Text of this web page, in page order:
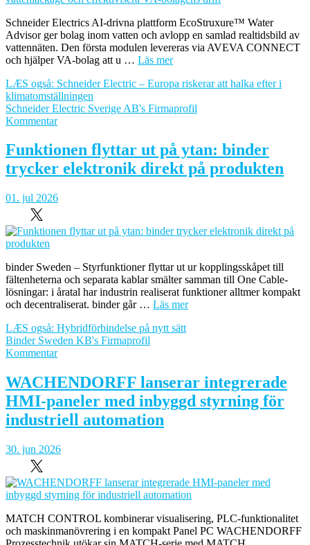
Schneider Electrics AI-drivna plattform EcoStruxure™ Water
Advisor ger bolag inom vatten och avlopp en samlad realtidsbild av
vattennäten. Den första modulen levereras via AVEVA CONNECT
och hjälper VA-bolag att u … Läs mer
LÆS også: Schneider Electric – Europa riskerar att halka efter i
klimatomställningen
Schneider Electric Sverige AB's Firmaprofil
Kommentarom
Electric
lanserar
AI-
för
vattenläckage
VA-
bolagens
drift
Funktionen flyttar ut på ytan: binder
trycker elektronik direkt på produkten
01. jul 2026
binder Sweden – Styrfunktioner flyttar ut ur kopplingsskåpet till
fältenheterna och separata kablar smälter samman till One Cable-
lösningar: i åratal har industrin realiserat funktioner alltmer kompakt
och decentraliserat. binder går … Läs mer
LÆS også: Hybridförbindelse på nytt sätt
Binder Sweden KB's Firmaprofil
Kommentarom
flyttar
ut
på
ytan:
binder
elektronik
på
produkten
WACHENDORFF lanserar integrerade
HMI-paneler med inbyggd styrning för
industriell automation
30. jun 2026
MATCH CONTROL kombinerar visualisering, PLC-funktionalitet
och maskinmanövrering i en kompakt Panel PC WACHENDORFF